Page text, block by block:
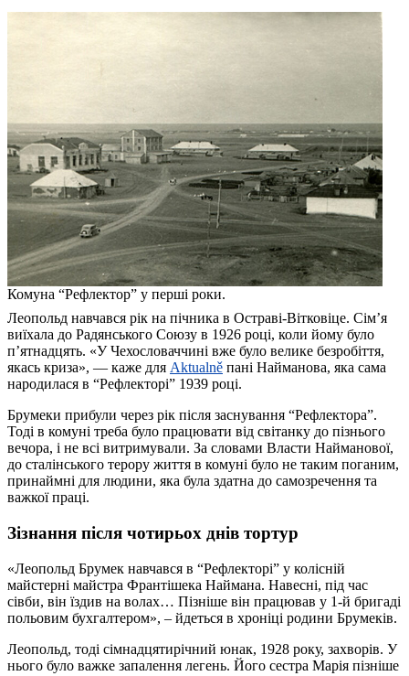
Комуна “Рефлектор” у перші роки.
Леопольд навчався рік на пічника в Остраві-Вітковіце. Сім’я
виїхала до Радянського Союзу в 1926 році, коли йому було
п’ятнадцять. «У Чехословаччині вже було велике безробіття,
якась криза», — каже для Aktualně пані Найманова, яка сама
народилася в “Рефлекторі” 1939 році.
Брумеки прибули через рік після заснування “Рефлектора”.
Тоді в комуні треба було працювати від світанку до пізнього
вечора, і не всі витримували. За словами Власти Найманової,
до сталінського терору життя в комуні було не таким поганим,
принаймні для людини, яка була здатна до самозречення та
важкої праці.
Зізнання після чотирьох днів тортур
«Леопольд Брумек навчався в “Рефлекторі” у колісній
майстерні майстра Франтішека Наймана. Навесні, під час
сівби, він їздив на волах… Пізніше він працював у 1-й бригаді
польовим бухгалтером», – йдеться в хроніці родини Брумеків.
Леопольд, тоді сімнадцятирічний юнак, 1928 року, захворів. У
нього було важке запалення легень. Його сестра Марія пізніше